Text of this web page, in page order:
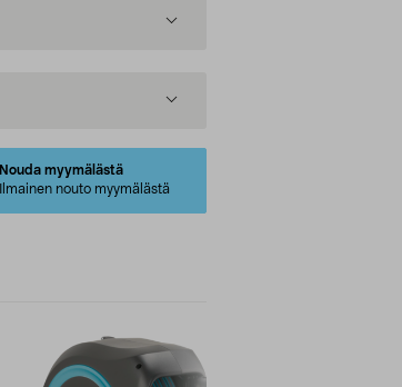
Nouda myymälästä
Ilmainen nouto myymälästä